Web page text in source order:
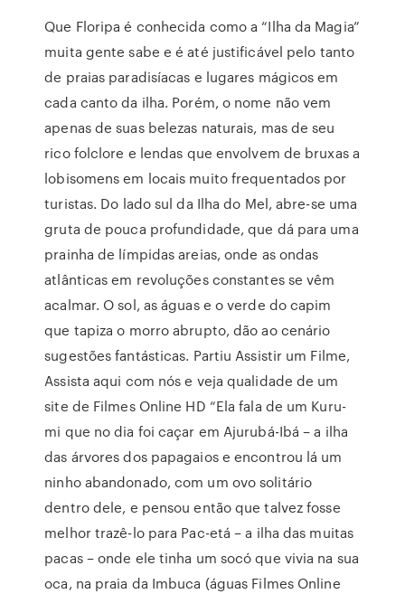
Que Floripa é conhecida como a “Ilha da Magia”
muita gente sabe e é até justificável pelo tanto
de praias paradisíacas e lugares mágicos em
cada canto da ilha. Porém, o nome não vem
apenas de suas belezas naturais, mas de seu
rico folclore e lendas que envolvem de bruxas a
lobisomens em locais muito frequentados por
turistas. Do lado sul da Ilha do Mel, abre-se uma
gruta de pouca profundidade, que dá para uma
prainha de límpidas areias, onde as ondas
atlânticas em revoluções constantes se vêm
acalmar. O sol, as águas e o verde do capim
que tapiza o morro abrupto, dão ao cenário
sugestões fantásticas. Partiu Assistir um Filme,
Assista aqui com nós e veja qualidade de um
site de Filmes Online HD “Ela fala de um Kuru-
mi que no dia foi caçar em Ajurubá-Ibá – a ilha
das árvores dos papagaios e encontrou lá um
ninho abandonado, com um ovo solitário
dentro dele, e pensou então que talvez fosse
melhor trazê-lo para Pac-etá – a ilha das muitas
pacas – onde ele tinha um socó que vivia na sua
oca, na praia da Imbuca (águas Filmes Online